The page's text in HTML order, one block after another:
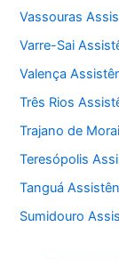
Vassouras
Varre-Sai
Valença
Três Rios
Trajano de
Teresópolis
Tanguá
Sumidouro